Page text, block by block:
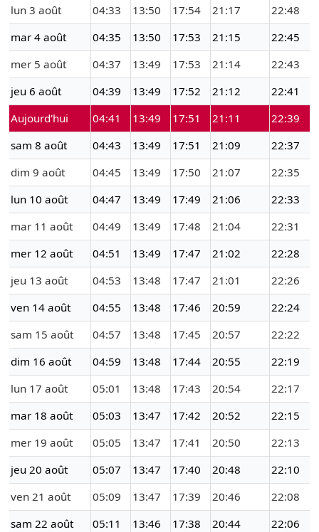
lun 3 août 04:33 13:50 17:54 21:17
22:48
mar 4 août
04:35 13:50 17:53 21:15
22:45
mer 5 août
04:37 13:49 17:53 21:14
22:43
jeu 6 août
04:39 13:49 17:52 21:12
22:41
Aujourd'hui
04:41 13:49 17:51 21:11
22:39
sam 8 août
04:43 13:49 17:51 21:09
22:37
dim 9 août
04:45 13:49 17:50 21:07
22:35
lun 10 août
04:47 13:49 17:49 21:06
22:33
mar 11 août
04:49 13:49 17:48 21:04
22:31
mer 12 août
04:51 13:49 17:47 21:02
22:28
jeu 13 août
04:53 13:48 17:47 21:01
22:26
ven 14 août
04:55 13:48 17:46 20:59
22:24
sam 15 août
04:57 13:48 17:45 20:57
22:22
dim 16 août
04:59 13:48 17:44 20:55
22:19
lun 17 août
05:01 13:48 17:43 20:54
22:17
mar 18 août
05:03 13:47 17:42 20:52
22:15
mer 19 août
05:05 13:47 17:41 20:50
22:13
jeu 20 août
05:07 13:47 17:40 20:48
22:10
ven 21 août
05:09 13:47 17:39 20:46
22:08
sam 22 août
05:11 13:46 17:38 20:44
22:06